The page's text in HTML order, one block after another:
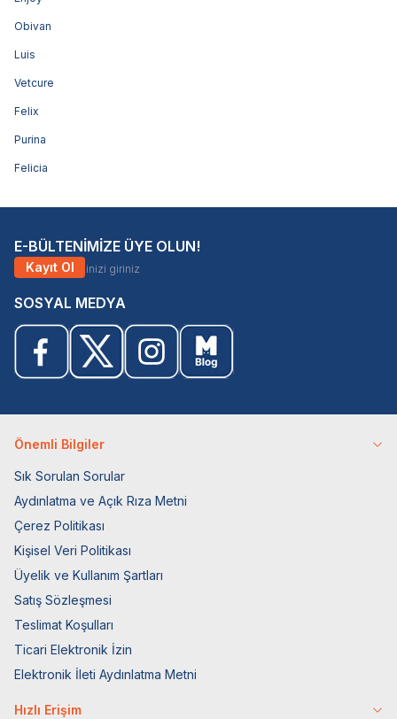
Obivan
Luis
Vetcure
Felix
Purina
Felicia
E-BÜLTENİMİZE ÜYE OLUN!
Kayıt Ol
SOSYAL MEDYA
Önemli Bilgiler
Sık Sorulan Sorular
Aydınlatma ve Açık Rıza Metni
Çerez Politikası
Kişisel Veri Politikası
Üyelik ve Kullanım Şartları
Satış Sözleşmesi
Teslimat Koşulları
Ticari Elektronik İzin
Elektronik İleti Aydınlatma Metni
Hızlı Erişim